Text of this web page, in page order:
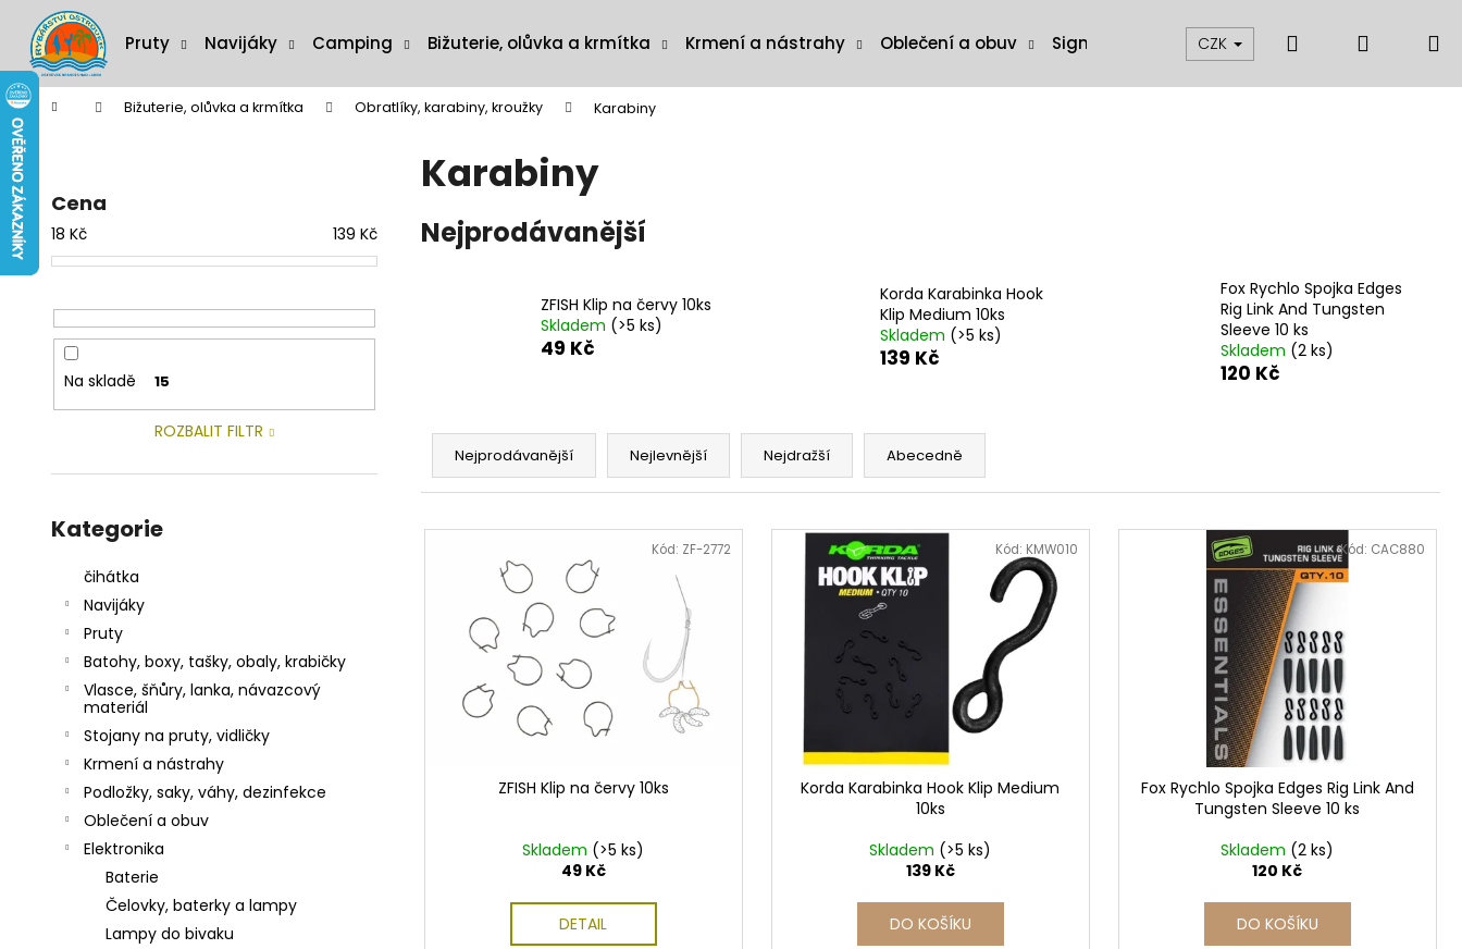
obsah
Pruty Navijáky Camping Bižuterie, olůvka a krmítka Krmení a nástrahy Oblečení a obuv Signalizátory, swingery a čihátka Muškaření
CZK Hledat
Domů Bižuterie, olůvka a krmítka Obratlíky, karabiny, kroužky Karabiny
a
Cena
18 Kč 139 Kč
Na skladě 15
ROZBALIT FILTR
kategorie
Kategorie
čihátka
Navijáky
Pruty
Batohy, boxy, tašky, obaly, krabičky
Vlasce, šňůry, lanka, návazcový
materiál
Stojany na pruty, vidličky
Krmení a nástrahy
Podložky, saky, váhy, dezinfekce
Oblečení a obuv
Elektronika
Baterie
Čelovky, baterky a lampy
Lampy do bivaku
Karabiny
Nejprodávanější
ZFISH Klip na červy 10ks
Skladem (>5 ks)
49 Kč
Korda Karabinka Hook
Klip Medium 10ks
Skladem (>5 ks)
139 Kč
Fox Rychlo Spojka Edges
Rig Link And Tungsten
Sleeve 10 ks
Skladem (2 ks)
120 Kč
Ř
z
Nejprodávanější Nejlevnější Nejdražší Abecedně
V
ZFISH Klip na červy 10ks
Skladem (>5 ks)
49 Kč
DETAIL
Kód: ZF-2772
Korda Karabinka Hook Klip Medium
10ks
Skladem (>5 ks)
139 Kč
DO KOŠÍKU
Kód: KMW010
Fox Rychlo Spojka Edges Rig Link And
Tungsten Sleeve 10 ks
Skladem (2 ks)
120 Kč
DO KOŠÍKU
Kód: CAC880
š
í
k
Zpět
do
obchodu
Zpět
do
obchodu
C
o
p
o
t
ř
HLEDAT